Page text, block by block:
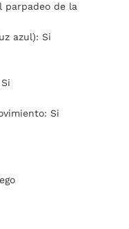
parpadeo de la
azul): Si
Si